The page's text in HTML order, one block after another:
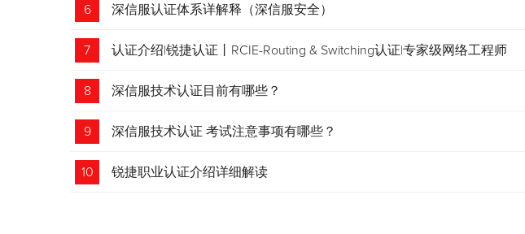
6 深信服认证体系详解释（深信服安全）
7 认证介绍|锐捷认证丨RCIE-Routing & Switching认证|专家级网络工程师
8 深信服技术认证目前有哪些？
9 深信服技术认证 考试注意事项有哪些？
10 锐捷职业认证介绍详细解读